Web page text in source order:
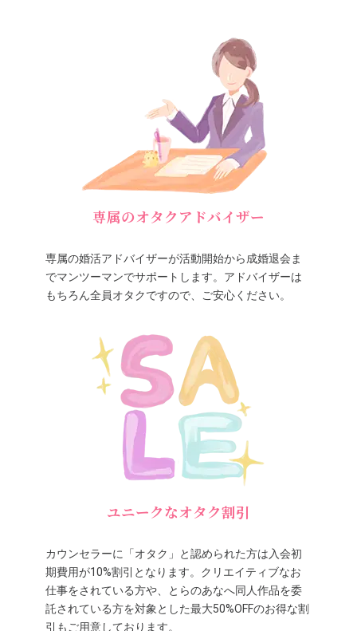
専属のオタクアドバイザー
専属の婚活アドバイザーが活動開始から成婚退会ま
でマンツーマンでサポートします。アドバイザーは
もちろん全員オタクですので、ご安心ください。
ユニークなオタク割引
カウンセラーに「オタク」と認められた方は入会初
期費用が10%割引となります。クリエイティブなお
仕事をされている方や、とらのあなへ同人作品を委
託されている方を対象とした最大50%OFFのお得な割
引もご用意しております。